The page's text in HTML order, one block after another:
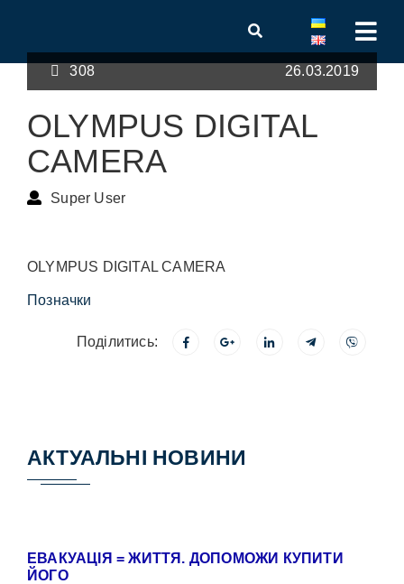
308 26.03.2019
OLYMPUS DIGITAL
CAMERA
Super User
OLYMPUS DIGITAL CAMERA
Позначки
Поділитись:
АКТУАЛЬНІ НОВИНИ
ЕВАКУАЦІЯ = ЖИТТЯ. ДОПОМОЖИ КУПИТИ
ЙОГО